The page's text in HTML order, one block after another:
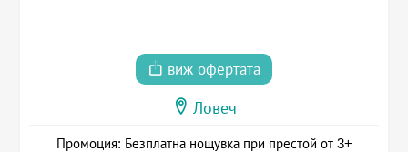
виж офертата
Ловеч
Промоция: Безплатна нощувка при престой от 3+